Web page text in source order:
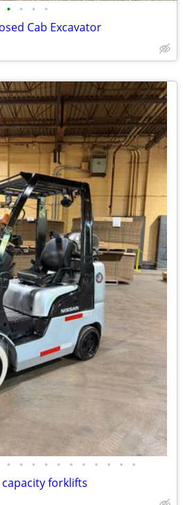
• • • •
Cab Excavator
• • • • • • • • • • •
forklifts